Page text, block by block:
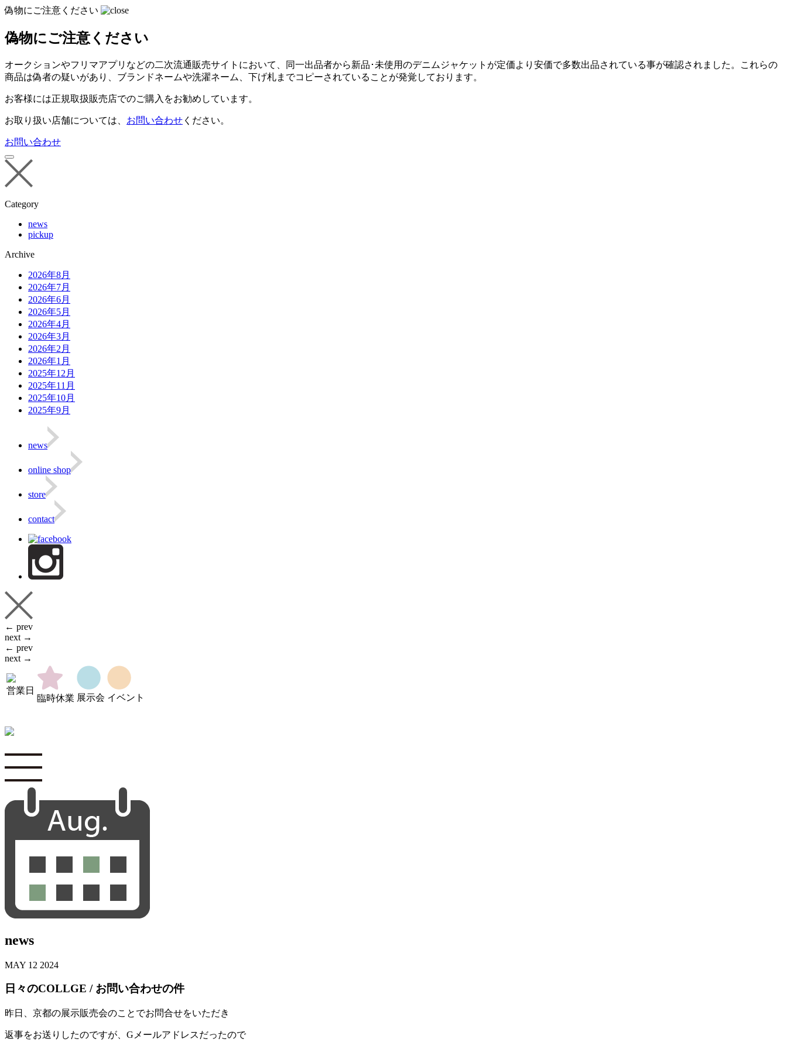
偽物にご注意ください
偽物にご注意ください
オークションやフリマアプリなどの二次流通販売サイトにおいて、同一出品者から新品･未使用のデニムジャケットが定価より安価で多数出品されている事が確認されました。
これらの
商品は偽者の疑いがあり、ブランドネームや洗濯ネーム、下げ札までコピーされていることが発覚しております。
お客様には正規取扱販売店でのご購入をお勧めしています。
お取り扱い店舗については、 お問い合わせ ください。
お問い合わせ
Category
news
pickup
Archive
2026年8月
2026年7月
2026年6月
2026年5月
2026年4月
2026年3月
2026年2月
2026年1月
2025年12月
2025年11月
2025年10月
2025年9月
news
online shop
store
contact
← prev
next →
← prev
next →
営業日
臨時休業 展示会 イベント
news
MAY 12 2024
日々のCOLLGE / お問い合わせの件
昨日、京都の展示販売会のことでお問合せをいただき
返事をお送りしたのですが、Gメールアドレスだったので